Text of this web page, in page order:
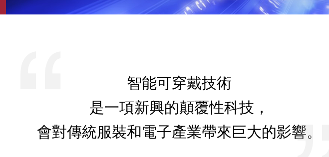
智能可穿戴技術
是一項新興的顛覆性科技，
會對傳統服裝和電子產業帶來巨大的影響。